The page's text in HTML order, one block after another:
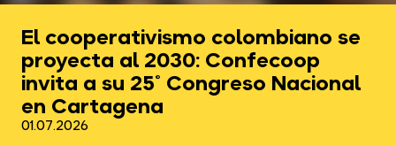
El cooperativismo colombiano se
proyecta al 2030: Confecoop
invita a su 25° Congreso Nacional
en Cartagena
01.07.2026